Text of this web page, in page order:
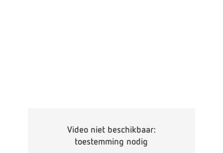
Video niet beschikbaar:
toestemming nodig